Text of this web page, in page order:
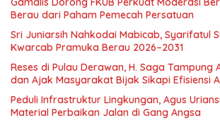
Berau dari Paham Pemecah Persatuan
Sri Juniarsih Nahkodai Mabicab, Syarifatul
Kwarcab Pramuka Berau 2026–2031
Reses di Pulau Derawan, H. Saga Tampung
dan Ajak Masyarakat Bijak Sikapi Efisiensi
Peduli Infrastruktur Lingkungan, Agus
Material Perbaikan Jalan di Gang Angsa